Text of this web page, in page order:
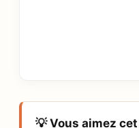
💡 Vous aimez